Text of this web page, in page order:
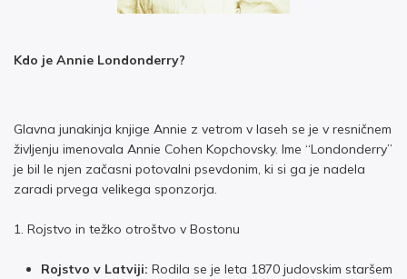
Kdo je Annie Londonderry?
Glavna junakinja knjige Annie z vetrom v laseh se je v resničnem
življenju imenovala Annie Cohen Kopchovsky. Ime “Londonderry”
je bil le njen začasni potovalni psevdonim, ki si ga je nadela
zaradi prvega velikega sponzorja.
1. Rojstvo in težko otroštvo v Bostonu
Rojstvo v Latviji: Rodila se je leta 1870 judovskim staršem